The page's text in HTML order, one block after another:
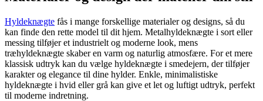
Hyldeknægte fås i mange forskellige materialer og designs, så du
kan finde den rette model til dit hjem. Metalhyldeknægte i sort eller
messing tilføjer et industrielt og moderne look, mens
træhyldeknægte skaber en varm og naturlig atmosfære. For et mere
klassisk udtryk kan du vælge hyldeknægte i smedejern, der tilføjer
karakter og elegance til dine hylder. Enkle, minimalistiske
hyldeknægte i hvid eller grå kan give et let og luftigt udtryk, perfekt
til moderne indretning.